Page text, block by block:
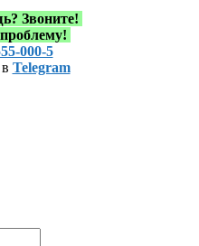
Звоните!
000-5
Telegram